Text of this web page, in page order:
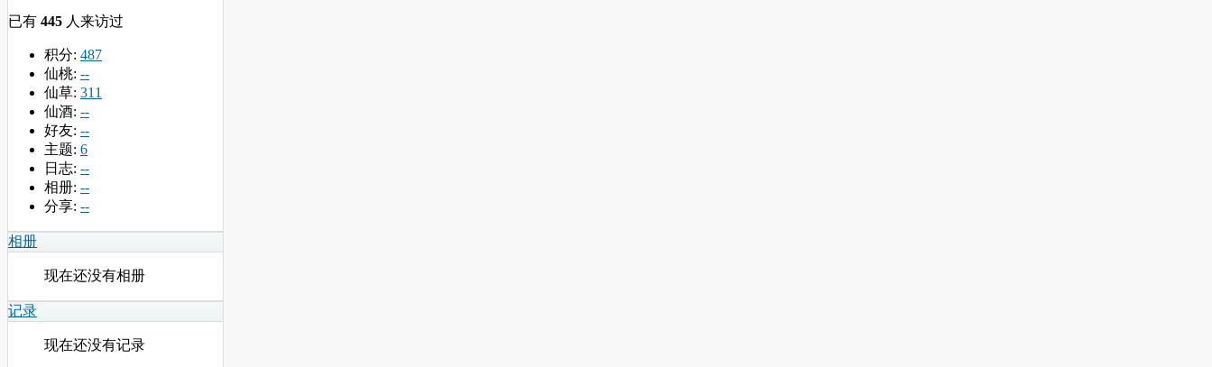
已有 445 人来访过
积分: 487
仙桃: --
仙草: 311
仙酒: --
好友: --
主题: 6
日志: --
相册: --
分享: --
相册
现在还没有相册
记录
现在还没有记录